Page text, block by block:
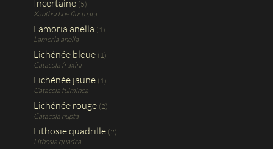
Incertaine (5)
Xanthorhoe fluctuata
Lamoria anella (1)
Lamoria anella
Lichénée bleue (1)
Catacola fraxini
Lichénée jaune (1)
Catacola fulminea
Lichénée rouge (2)
Catacola nupta
Lithosie quadrille (2)
Lithosia quadra